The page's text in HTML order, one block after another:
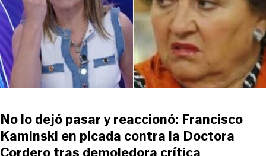
No lo dejó pasar y reaccionó: Francisco
Kaminski en picada contra la Doctora